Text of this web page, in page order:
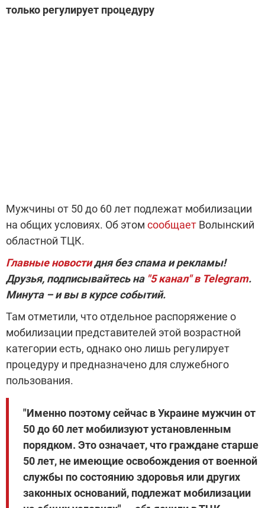
только регулирует процедуру
Мужчины от 50 до 60 лет подлежат мобилизации
на общих условиях. Об этом сообщает Волынский
областной ТЦК.
Главные новостидня без спама и рекламы!
Друзья, подписывайтесь на "5 канал" в Telegram.
Минута – и вы в курсе событий.
Там отметили, что отдельное распоряжение о
мобилизации представителей этой возрастной
категории есть, однако оно лишь регулирует
процедуру и предназначено для служебного
пользования.
"Именно поэтому сейчас в Украине мужчин от
50 до 60 лет мобилизуют установленным
порядком. Это означает, что граждане старше
50 лет, не имеющие освобождения от военной
службы по состоянию здоровья или других
законных оснований, подлежат мобилизации